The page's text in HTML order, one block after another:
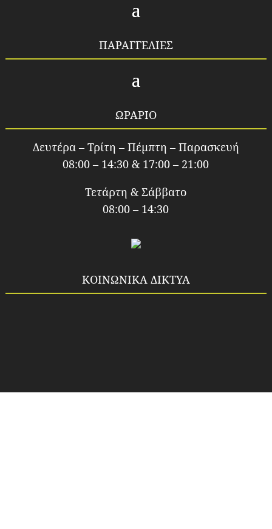
ΠΑΡΑΓΓΕΛΙΕΣ
ΩΡΑΡΙΟ
Δευτέρα – Τρίτη – Πέμπτη – Παρασκευή
08:00 – 14:30 & 17:00 – 21:00
Τετάρτη & Σάββατο
08:00 – 14:30
ΚΟΙΝΩΝΙΚΑ ΔΙΚΤΥΑ